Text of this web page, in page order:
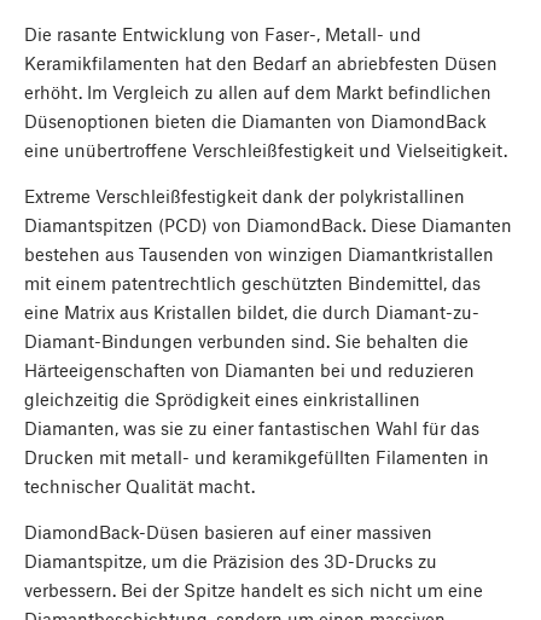
Die rasante Entwicklung von Faser-, Metall- und
Keramikfilamenten hat den Bedarf an abriebfesten Düsen
erhöht. Im Vergleich zu allen auf dem Markt befindlichen
Düsenoptionen bieten die Diamanten von DiamondBack
eine unübertroffene Verschleißfestigkeit und Vielseitigkeit.
Extreme Verschleißfestigkeit dank der polykristallinen
Diamantspitzen (PCD) von DiamondBack. Diese Diamanten
bestehen aus Tausenden von winzigen Diamantkristallen
mit einem patentrechtlich geschützten Bindemittel, das
eine Matrix aus Kristallen bildet, die durch Diamant-zu-
Diamant-Bindungen verbunden sind. Sie behalten die
Härteeigenschaften von Diamanten bei und reduzieren
gleichzeitig die Sprödigkeit eines einkristallinen
Diamanten, was sie zu einer fantastischen Wahl für das
Drucken mit metall- und keramikgefüllten Filamenten in
technischer Qualität macht.
DiamondBack-Düsen basieren auf einer massiven
Diamantspitze, um die Präzision des 3D-Drucks zu
verbessern. Bei der Spitze handelt es sich nicht um eine